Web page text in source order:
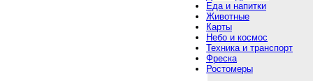
Еда и напитки
Животные
Карты
Небо и космос
Техника и транспорт
Фреска
Ростомеры